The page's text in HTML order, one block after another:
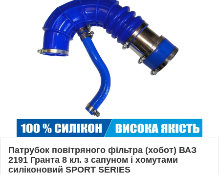
Патрубок повітряного фільтра (хобот) ВАЗ
2191 Гранта 8 кл. з сапуном і хомутами
силіконовий SPORT SERIES